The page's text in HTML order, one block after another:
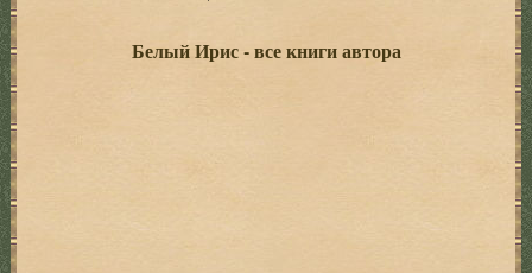
Белый Ирис - все книги автора